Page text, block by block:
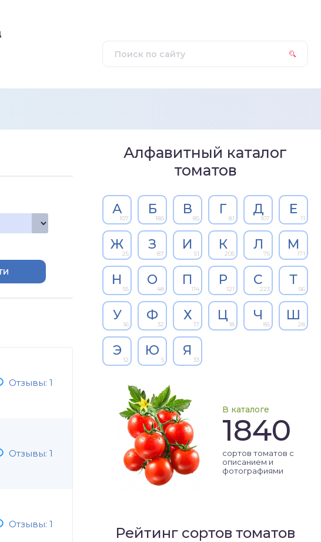
Отзывы: 1
Отзывы: 1
Отзывы: 1
Алфавитный каталог
томатов
А
107
Б
185
В
85
Г
81
Д
107
Е
11
Ж
25
З
87
И
51
К
205
Л
75
М
171
Н
55
О
48
П
114
Р
121
С
223
Т
56
У
16
Ф
32
Х
17
Ц
18
Ч
85
Ш
28
Э
12
Ю
5
Я
33
В каталоге
1840
сортов томатов с
описанием и
фотографиями
Рейтинг сортов томатов